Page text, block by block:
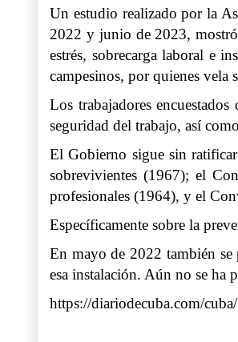
Un estudio realizado por la
2022 y junio de 2023, mostró
estrés, sobrecarga laboral e
campesinos, por quienes vela
Los trabajadores
seguridad del trabajo, así
El Gobierno sigue sin
sobrevivientes (1967); el
profesionales (1964), y el
Específicamente sobre la
En mayo de 2022 también se
esa instalación. Aún no se ha
https://diariodecuba.com/